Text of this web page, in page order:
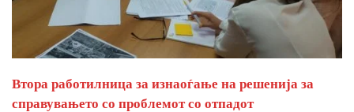
Втора работилница за изнаоѓање на решенија за
справувањето со проблемот со отпадот